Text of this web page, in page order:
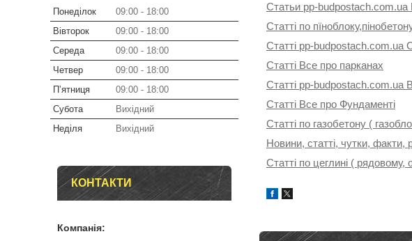
Статьи pp-budpostach.com.ua
Статті по
Статті pp-budpostach.com.ua
Статті Все про парканах
Статті pp-budpostach.com.ua
Статті Все про Фундаменті
Статті по газобетону (
Новини, статті, чутки, факти,
Статті по цеглині (
Понеділок 09:00
18:00
Вівторок
09:00
18:00
Середа
09:00
18:00
Четвер
09:00
18:00
Пʼятниця
09:00
18:00
Субота
Вихідний
Неділя
Вихідний
КОНТАКТИ